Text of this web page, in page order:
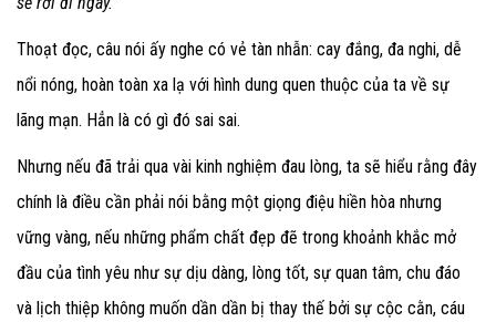
Thoạt đọc, câu nói ấy nghe có vẻ tàn nhẫn: cay đắng, đa nghi, dễ
nổi nóng, hoàn toàn xa lạ với hình dung quen thuộc của ta về sự
lãng mạn. Hẳn là có gì đó sai sai.
Nhưng nếu đã trải qua vài kinh nghiệm đau lòng, ta sẽ hiểu rằng đây
chính là điều cần phải nói bằng một giọng điệu hiền hòa nhưng
vững vàng, nếu những phẩm chất đẹp đẽ trong khoảnh khắc mở
đầu của tình yêu như sự dịu dàng, lòng tốt, sự quan tâm, chu đáo
và lịch thiệp không muốn dần dần bị thay thế bởi sự cộc cằn, cáu